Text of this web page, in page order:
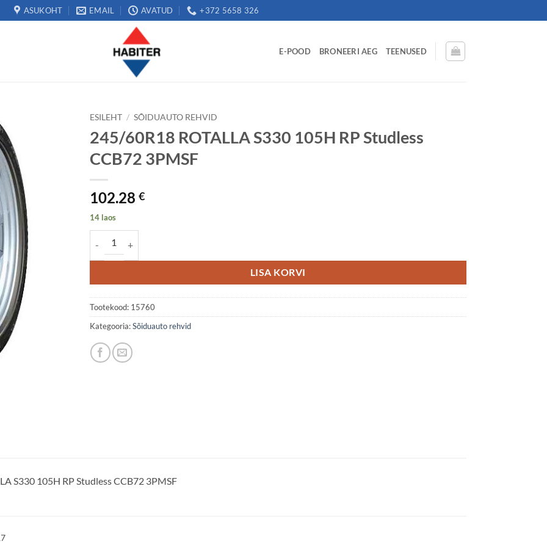
ASUKOHT EMAIL AVATUD +372 5658 326
E-POOD BRONEERI AEG TEENUSED
ESILEHT / SÕIDUAUTO REHVID
245/60R18 ROTALLA S330 105H RP Studless
CCB72 3PMSF
102.28 €
14 laos
LISA KORVI
Tootekood: 15760
Kategooria:Sõiduauto rehvid
S330 105H RP Studless CCB72 3PMSF